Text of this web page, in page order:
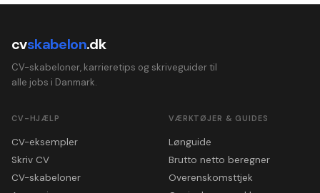
cvskabelon.dk
CV-skabeloner, karrieretips og skriveguider til
alle jobs i Danmark.
CV-HJÆLP
CV-eksempler
Skriv CV
CV-skabeloner
VÆRKTØJER & GUIDES
Lønguide
Brutto netto beregner
Overenskomsttjek